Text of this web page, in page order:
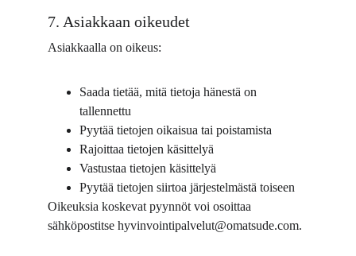
7. Asiakkaan oikeudet
Asiakkaalla on oikeus:
Saada tietää, mitä tietoja hänestä on
tallennettu
Pyytää tietojen oikaisua tai poistamista
Rajoittaa tietojen käsittelyä
Vastustaa tietojen käsittelyä
Pyytää tietojen siirtoa järjestelmästä toiseen
Oikeuksia koskevat pyynnöt voi osoittaa
sähköpostitse hyvinvointipalvelut@omatsude.com.